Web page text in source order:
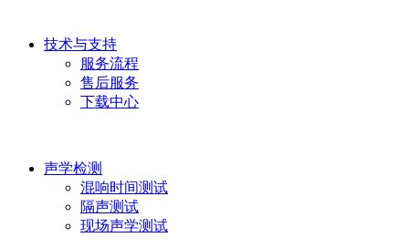
技术与支持
服务流程
售后服务
下载中心
声学检测
混响时间测试
隔声测试
现场声学测试